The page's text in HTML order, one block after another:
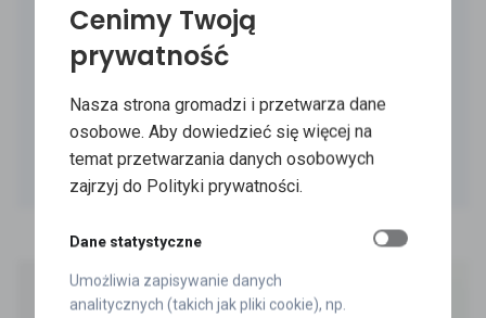
enhances and protects stickers. Use it for product
labelling. Choose a product: What is doming? The
doming technology covers the surfaces of
stickers, objects, or films with a transparent layer
of two-component polyurethane. After mixing…
Cenimy Twoją
prywatność
Nasza strona gromadzi i przetwarza dane
osobowe. Aby dowiedzieć się więcej na
temat przetwarzania danych osobowych
zajrzyj do Polityki prywatności.
Dane statystyczne
Umożliwia zapisywanie danych
analitycznych (takich jak pliki cookie), np.